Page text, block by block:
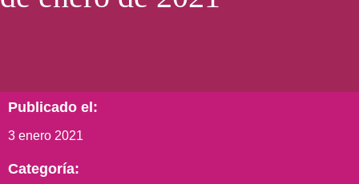
Publicado el:
3 enero 2021
Categoría: